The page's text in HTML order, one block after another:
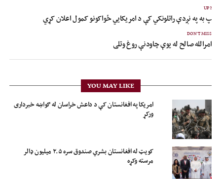
UP
به په نږدې راتلونکي کې د امریکايي ځواکونو کمول اعلان کړي
DON'T MISS
امرالله صالح له یوې چاودنې روغ وتلی
YOU MAY LIKE
امریکا په افغانستان کې د داعش خراسان له ګواښه خبرداری
ورکړ
کویټ له افغانستان بشري صندوق سره ۲.۵ میلیون ډالر
مرسته وکړه